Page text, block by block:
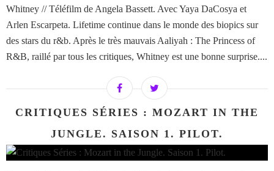
Whitney // Téléfilm de Angela Bassett. Avec Yaya DaCosya et
Arlen Escarpeta. Lifetime continue dans le monde des biopics sur
des stars du r&b. Après le très mauvais Aaliyah : The Princess of
R&B, raillé par tous les critiques, Whitney est une bonne surprise....
CRITIQUES SÉRIES : MOZART IN THE
JUNGLE. SAISON 1. PILOT.